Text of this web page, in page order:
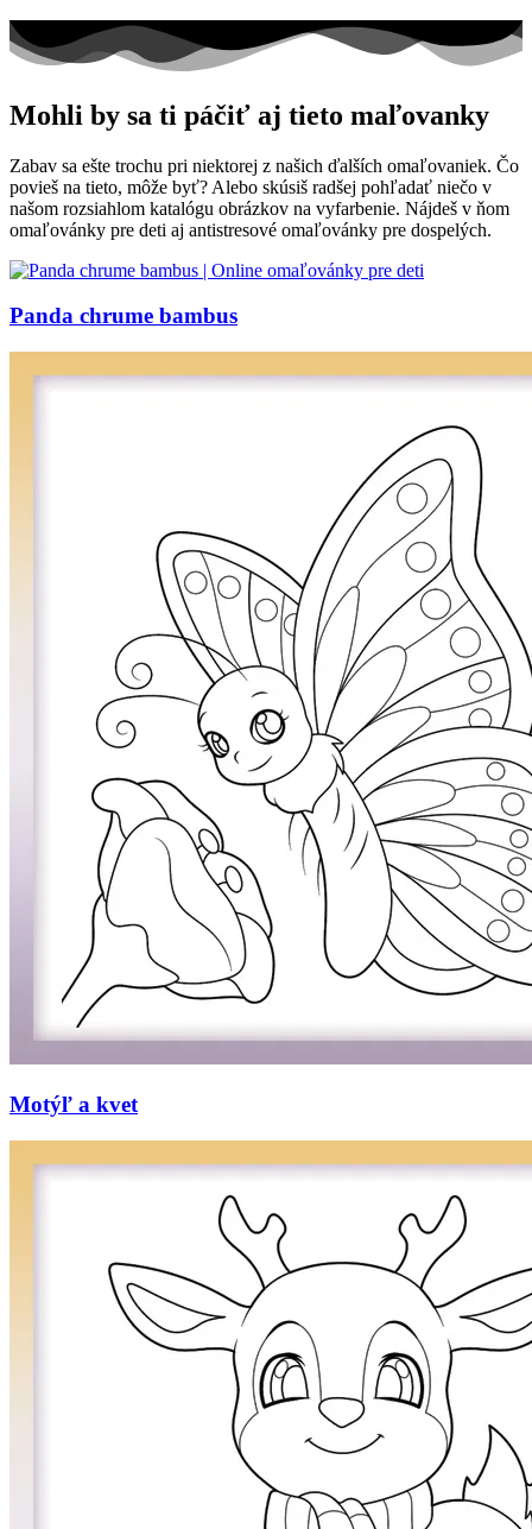
Mohli by sa ti páčiť aj tieto maľovanky
Zabav sa ešte trochu pri niektorej z našich ďalších omaľovaniek. Čo
povieš na tieto, môže byť? Alebo skúsiš radšej pohľadať niečo v
našom rozsiahlom katalógu obrázkov na vyfarbenie. Nájdeš v ňom
omaľovánky pre deti aj antistresové omaľovánky pre dospelých.
Panda chrume bambus
Motýľ a kvet